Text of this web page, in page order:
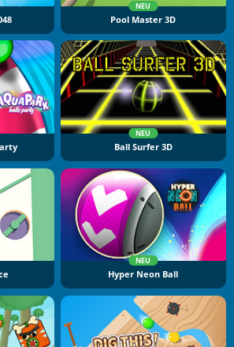
NEU
Pool Master 3D
NEU
Ball Surfer 3D
NEU
Hyper Neon Ball